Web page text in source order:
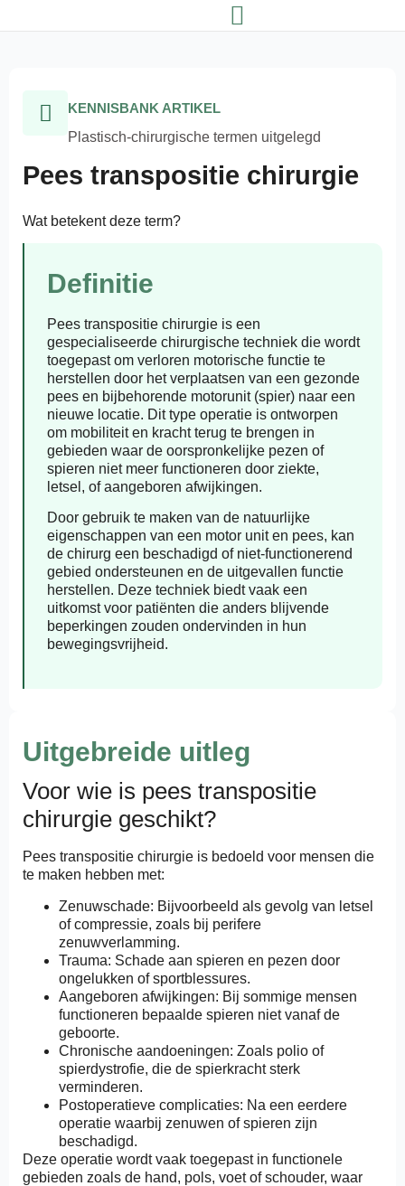
KENNISBANK ARTIKEL
Plastisch-chirurgische termen uitgelegd
Pees transpositie chirurgie
Wat betekent deze term?
Definitie
Pees transpositie chirurgie is een
gespecialiseerde chirurgische techniek die wordt
toegepast om verloren motorische functie te
herstellen door het verplaatsen van een gezonde
pees en bijbehorende motorunit (spier) naar een
nieuwe locatie. Dit type operatie is ontworpen
om mobiliteit en kracht terug te brengen in
gebieden waar de oorspronkelijke pezen of
spieren niet meer functioneren door ziekte,
letsel, of aangeboren afwijkingen.
Door gebruik te maken van de natuurlijke
eigenschappen van een motor unit en pees, kan
de chirurg een beschadigd of niet-functionerend
gebied ondersteunen en de uitgevallen functie
herstellen. Deze techniek biedt vaak een
uitkomst voor patiënten die anders blijvende
beperkingen zouden ondervinden in hun
bewegingsvrijheid.
Uitgebreide uitleg
Voor wie is pees transpositie
chirurgie geschikt?
Pees transpositie chirurgie is bedoeld voor mensen die
te maken hebben met:
Zenuwschade: Bijvoorbeeld als gevolg van letsel
of compressie, zoals bij perifere
zenuwverlamming.
Trauma: Schade aan spieren en pezen door
ongelukken of sportblessures.
Aangeboren afwijkingen: Bij sommige mensen
functioneren bepaalde spieren niet vanaf de
geboorte.
Chronische aandoeningen: Zoals polio of
spierdystrofie, die de spierkracht sterk
verminderen.
Postoperatieve complicaties: Na een eerdere
operatie waarbij zenuwen of spieren zijn
beschadigd.
Deze operatie wordt vaak toegepast in functionele
gebieden zoals de hand, pols, voet of schouder, waar